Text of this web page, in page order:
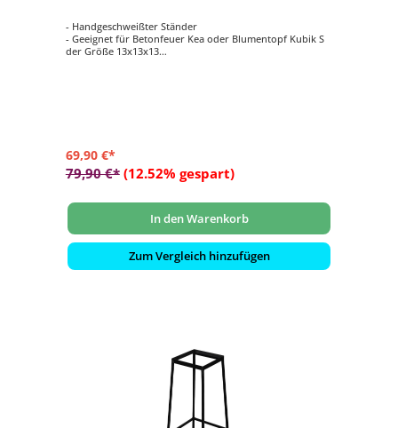
- Handgeschweißter Ständer
- Geeignet für Betonfeuer Kea oder Blumentopf Kubik S
der Größe 13x13x13
69,90 €*
79,90 €* (12.52% gespart)
In den Warenkorb
Zum Vergleich hinzufügen